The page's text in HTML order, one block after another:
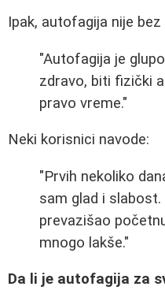
Ipak, autofagija nije
"Autofagija je
zdravo, biti fizički
pravo vreme."
Neki korisnici navode:
"Prvih nekoliko
sam glad i
prevazišao
mnogo lakše."
Da li je autofagija za